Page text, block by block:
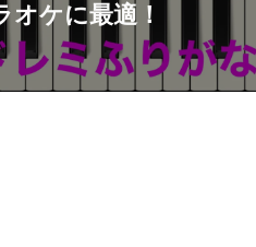
オケに最適！